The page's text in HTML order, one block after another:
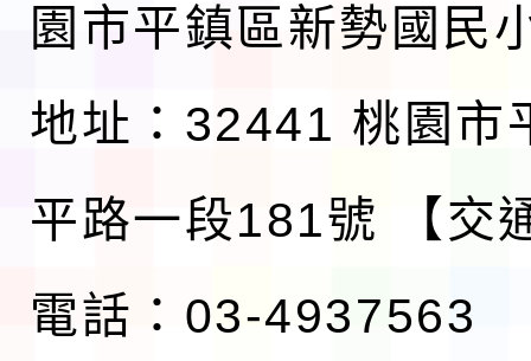
園市平鎮區新勢國民
地址：32441 桃園市
平路一段181號
【交
電話：03-4937563